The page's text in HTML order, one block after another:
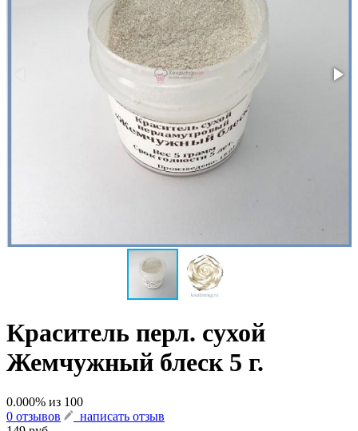
Краситель перл. сухой
Жемчужный блеск 5 г.
0.000% из 100
0 отзывов
написать отзыв